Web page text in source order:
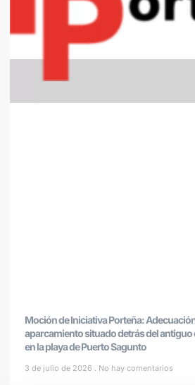
Moción de Iniciativa Porteña:
aparcamiento situado detrás del antiguo
en la playa de Puerto Sagunto
3 de julio de 2026 No hay comentarios